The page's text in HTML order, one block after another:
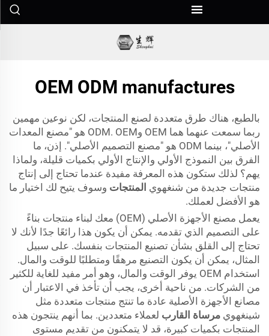
OEM ODM manufactures
بالطبع، هناك طرق متعددة لصنع المنتجات، لكن نوعين مهمين
ربما سمعت عنهما هما OEM وODM. OEM هو "مصنع المعدات
الأصلي"، بينما ODM هو "مصنع التصميم الأصلي". إذن، ما
الفرق بين النموذج الأولي والإنتاج الأولي بكميات قليلة، ولماذا
يهم؟ لذلك ستكون هذه المعرفة مفيدة عندما تحتاج إلى إنتاج
منتجات جديدة من شنغهوي المنتجات وسوف يتيح لك اختيار ما
هو الأفضل لعملك.
يعمل مصنع الأجهزة الأصلي (OEM) معك لبناء منتجات بناءً
على التصميم الذي تقدمه. يمكن أن يكون هذا رائعًا جدًا لأنك لا
تحتاج إلى القلق بشأن تصنيع المنتجات بنفسك. على سبيل
المثال، يمكن أن يكون التصنيع مرهقًا ومتطلبًا للوقت والمال.
استخدام OEM يوفر الوقت والمال، وهو أمر مفيد للغاية للكثير
من الشركات. من ناحية أخرى، يجب أن تأخذ في الاعتبار أن
مصانع الأجهزة الأصلية عادة ما تنتج منتجات متعددة مثل
شينغهوي مرساة القارب لعملاء متعددين. بما أنهم ينتجون هذه
المنتجات بكميات كبيرة، قد لا يتمكنون من تقديم مستوى